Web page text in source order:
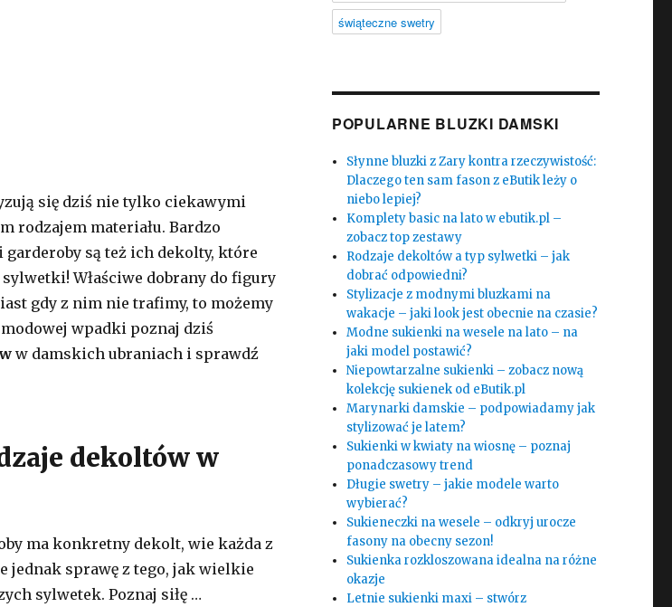
się dziś nie tylko ciekawymi
rodzajem materiału. Bardzo
są też ich dekolty, które
Właściwe dobrany do figury
gdy z nim nie trafimy, to możemy
wpadki poznaj dziś
w damskich ubraniach i sprawdź
dekoltów w
ma konkretny dekolt, wie każda z
jednak sprawę z tego, jak wielkie
sylwetek. Poznaj siłę …
świąteczne swetry
POPULARNE BLUZKI DAMSKI
Słynne bluzki z Zary kontra rzeczywistość:
Dlaczego ten sam fason z eButik leży o
niebo lepiej?
Komplety basic na lato w ebutik.pl –
zobacz top zestawy
Rodzaje dekoltów a typ sylwetki – jak
dobrać odpowiedni?
Stylizacje z modnymi bluzkami na
wakacje – jaki look jest obecnie na czasie?
Modne sukienki na wesele na lato – na
jaki model postawić?
Niepowtarzalne sukienki – zobacz nową
kolekcję sukienek od eButik.pl
Marynarki damskie – podpowiadamy jak
stylizować je latem?
Sukienki w kwiaty na wiosnę – poznaj
ponadczasowy trend
Długie swetry – jakie modele warto
wybierać?
Sukieneczki na wesele – odkryj urocze
fasony na obecny sezon!
Sukienka rozkloszowana idealna na różne
okazje
Letnie sukienki maxi – stwórz